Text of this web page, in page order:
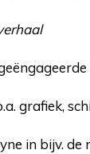
grafiek,
in bijv. de